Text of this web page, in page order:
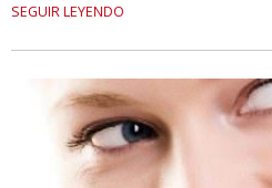
SEGUIR LEYENDO